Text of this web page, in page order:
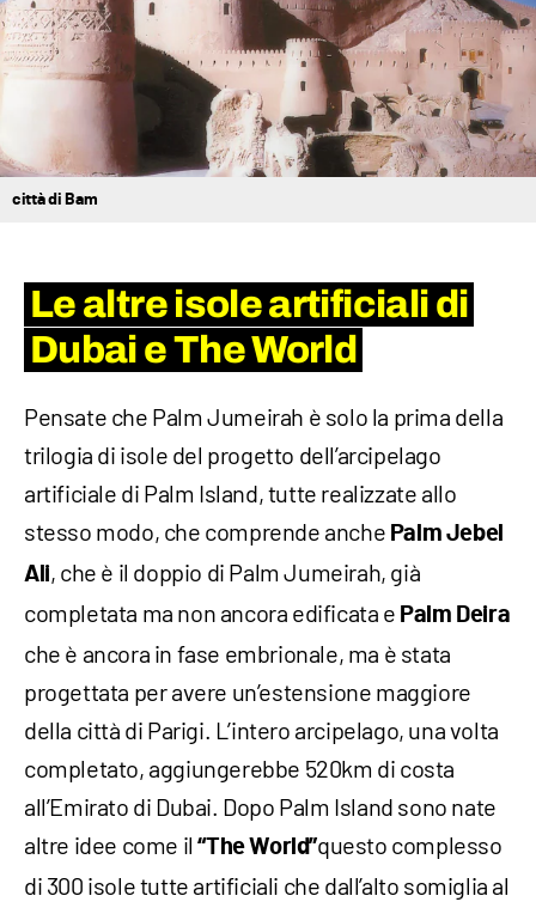
città di Bam
Le altre isole artificiali di
Dubai e The World
Pensate che Palm Jumeirah è solo la prima della
trilogia di isole del progetto dell’arcipelago
artificiale di Palm Island, tutte realizzate allo
stesso modo, che comprende anche Palm Jebel
Ali, che è il doppio di Palm Jumeirah, già
completata ma non ancora edificata e Palm Deira
che è ancora in fase embrionale, ma è stata
progettata per avere un’estensione maggiore
della città di Parigi. L’intero arcipelago, una volta
completato, aggiungerebbe 520km di costa
all’Emirato di Dubai. Dopo Palm Island sono nate
altre idee come il“The World”questo complesso
di 300 isole tutte artificiali che dall’alto somiglia al